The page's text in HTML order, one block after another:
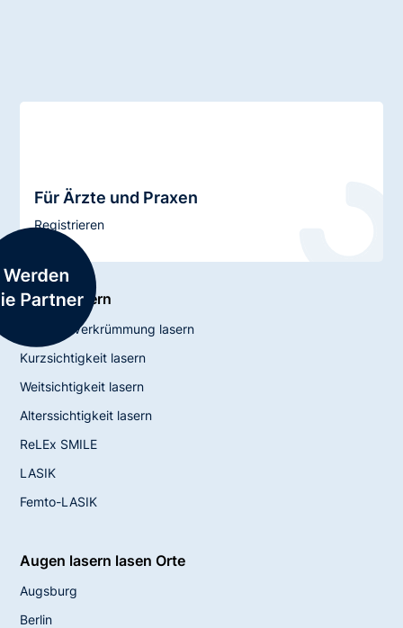
Für Ärzte und Praxen
Registrieren
Augen lasern
Hornhautverkrümmung lasern
Kurzsichtigkeit lasern
Weitsichtigkeit lasern
Alterssichtigkeit lasern
ReLEx SMILE
LASIK
Femto-LASIK
Augen lasern lasen Orte
Augsburg
Berlin